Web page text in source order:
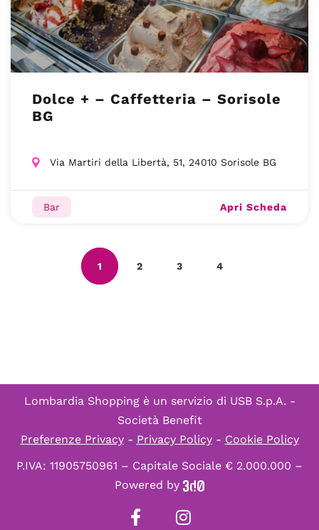
Dolce + – Caffetteria – Sorisole
BG
Via Martiri della Libertà, 51, 24010 Sorisole BG
Bar Apri Scheda
1 2 3 4
Lombardia Shopping è un servizio di USB S.p.A. -
Società Benefit
Preferenze Privacy- Privacy Policy- Cookie Policy
P.IVA: 11905750961 – Capitale Sociale € 2.000.000 –
Powered by